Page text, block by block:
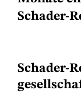
Schader-
Schader-